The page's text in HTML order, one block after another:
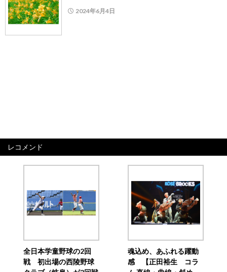
2024年6月4日
レコメンド
全日本学童野球の2回
戦 初出場の西陵野球
魂込め、あふれる躍動
感 【正田裕生 コラ